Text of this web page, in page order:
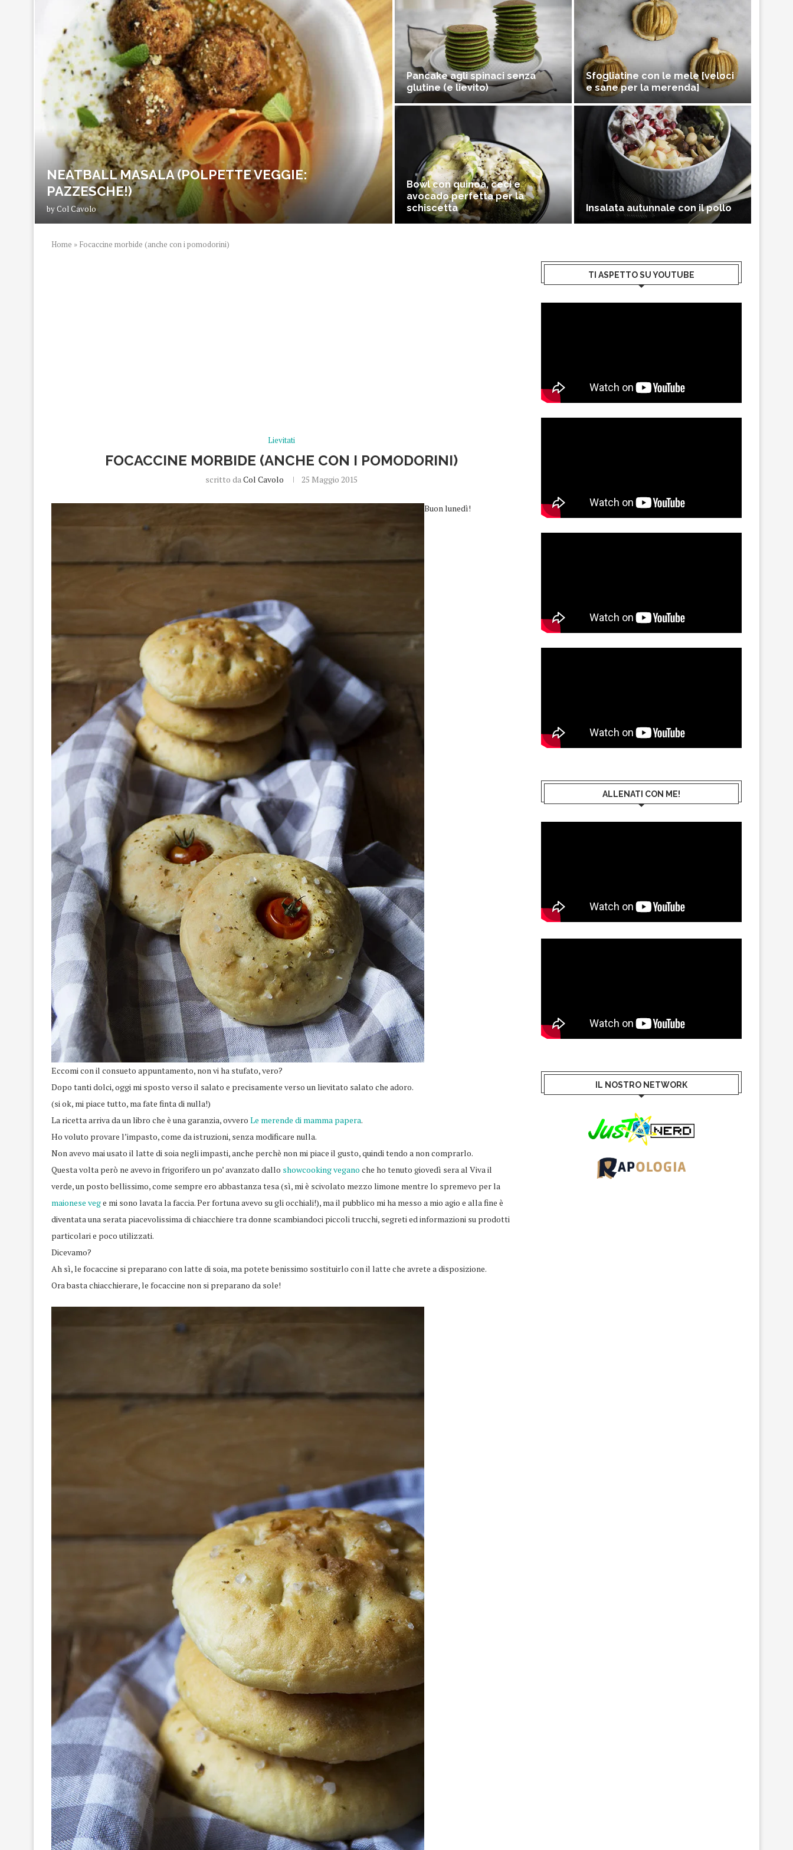
NEATBALL MASALA (POLPETTE VEGGIE:
PAZZESCHE!)
byCol Cavolo
Pancake agli spinaci senza
glutine (e lievito)
Bowl con quinoa, ceci e
avocado perfetta per la
schiscetta
Sfogliatine con le mele [veloci
e sane per la merenda]
Insalata autunnale con il pollo
Home » Focaccine morbide (anche con i pomodorini)
Lievitati
FOCACCINE MORBIDE (ANCHE CON I POMODORINI)
scritto daCol Cavolo 25 Maggio 2015
Buon lunedì!
Eccomi con il consueto appuntamento, non vi ha stufato, vero?
Dopo tanti dolci, oggi mi sposto verso il salato e precisamente verso un lievitato salato che adoro.
(si ok, mi piace tutto, ma fate finta di nulla!)
La ricetta arriva da un libro che è una garanzia, ovvero Le merende di mamma papera.
Ho voluto provare l’impasto, come da istruzioni, senza modificare nulla.
Non avevo mai usato il latte di soia negli impasti, anche perchè non mi piace il gusto, quindi tendo a non comprarlo.
Questa volta però ne avevo in frigorifero un po’ avanzato dallo showcooking vegano che ho tenuto giovedì sera al Viva il
verde, un posto bellissimo, come sempre ero abbastanza tesa (sì, mi è scivolato mezzo limone mentre lo spremevo per la
maionese vege mi sono lavata la faccia. Per fortuna avevo su gli occhiali!), ma il pubblico mi ha messo a mio agio e alla fine è
diventata una serata piacevolissima di chiacchiere tra donne scambiandoci piccoli trucchi, segreti ed informazioni su prodotti
particolari e poco utilizzati.
Dicevamo?
Ah sì, le focaccine si preparano con latte di soia, ma potete benissimo sostituirlo con il latte che avrete a disposizione.
Ora basta chiacchierare, le focaccine non si preparano da sole!
TI ASPETTO SU YOUTUBE
ALLENATI CON ME!
IL NOSTRO NETWORK